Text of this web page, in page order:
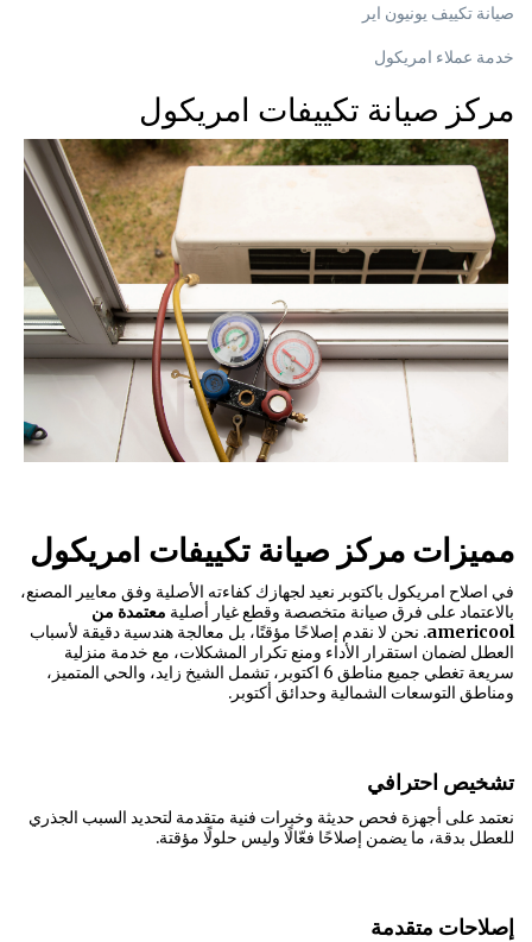
صيانة تكييف يونيون اير
خدمة عملاء امريكول
مركز صيانة تكييفات امريكول
مميزات مركز صيانة تكييفات امريكول
في اصلاح امريكول باكتوبر نعيد لجهازك كفاءته الأصلية وفق معايير المصنع،
بالاعتماد على فرق صيانة متخصصة وقطع غيار أصلية معتمدة من
americool. نحن لا نقدم إصلاحًا مؤقتًا، بل معالجة هندسية دقيقة لأسباب
العطل لضمان استقرار الأداء ومنع تكرار المشكلات، مع خدمة منزلية
سريعة تغطي جميع مناطق 6 اكتوبر، تشمل الشيخ زايد، والحي المتميز،
ومناطق التوسعات الشمالية وحدائق أكتوبر.
تشخيص احترافي
نعتمد على أجهزة فحص حديثة وخبرات فنية متقدمة لتحديد السبب الجذري
للعطل بدقة، ما يضمن إصلاحًا فعّالًا وليس حلولًا مؤقتة.
إصلاحات متقدمة